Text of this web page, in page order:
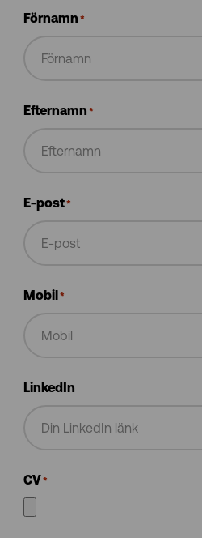
Förnamn *
Efternamn *
E-post*
Mobil *
LinkedIn
CV *